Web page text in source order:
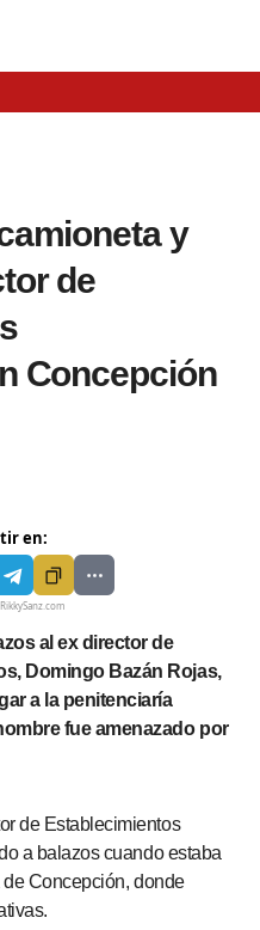
y
de
Concepción
en:
Domingo Bazán Rojas,
a la penitenciaría
fue amenazado por
de Establecimientos
a balazos cuando estaba
Concepción, donde